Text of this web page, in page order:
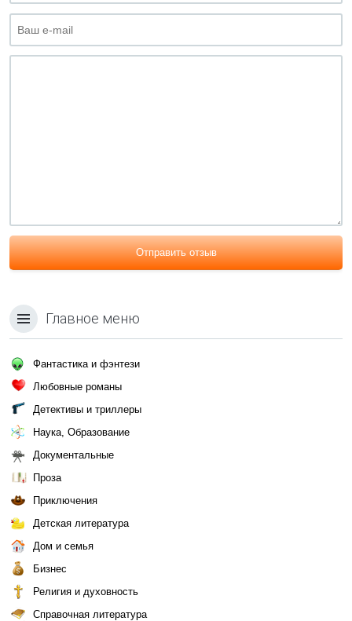
Отправить отзыв
Главное меню
Фантастика и фэнтези
Любовные романы
Детективы и триллеры
Наука, Образование
Документальные
Проза
Приключения
Детская литература
Дом и семья
Бизнес
Религия и духовность
Справочная литература